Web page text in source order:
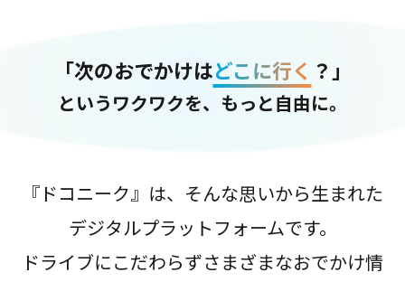
「次のおでかけはどこに行く ？」
というワクワクを、もっと自由に。
『ドコニーク』は、そんな思いから生まれた
デジタルプラットフォームです。
ドライブにこだわらずさまざまなおでかけ情